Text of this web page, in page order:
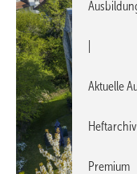
Aktuelle
Heftarchiv
Premium